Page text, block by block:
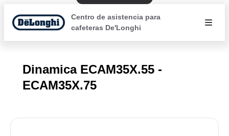
Centro de asistencia para
cafeteras De'Longhi
Dinamica ECAM35X.55 -
ECAM35X.75